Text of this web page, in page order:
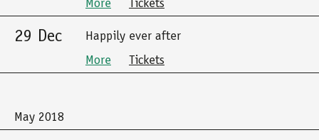
More
Tickets
29 Dec
Happily ever after
More
Tickets
May 2018